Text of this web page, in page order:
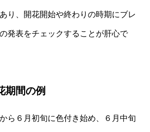
り、開花開始や終わりの時期にブレ
発表をチェックすることが肝心で
期間の例
ら６月初旬に色付き始め、６月中旬